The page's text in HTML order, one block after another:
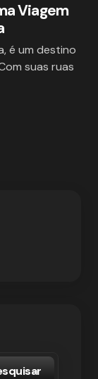
Viagem
é um destino
suas ruas